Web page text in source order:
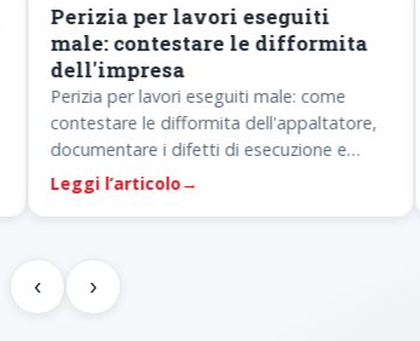
Perizia per lavori eseguiti
male: contestare le difformita
dell'impresa
Perizia per lavori eseguiti male: come
contestare le difformita dell'appaltatore,
documentare i difetti di esecuzione e
quantificare il ripristino.
Leggi l’articolo→
‹ ›